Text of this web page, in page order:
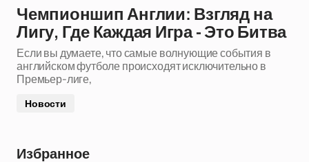
Чемпионшип Англии: Взгляд на
Лигу, Где Каждая Игра - Это Битва
Если вы думаете, что самые волнующие события в
английском футболе происходят исключительно в
Премьер-лиге,
Новости
Избранное